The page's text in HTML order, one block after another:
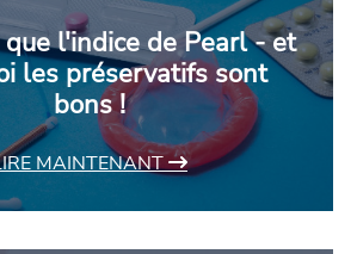
l'indice de Pearl - et
les préservatifs sont
bons !
MAINTENANT